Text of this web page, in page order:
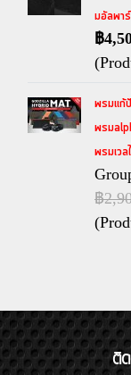
มอัลพา
฿
พรมแก้
พรม
พรมเว
฿
ติดต